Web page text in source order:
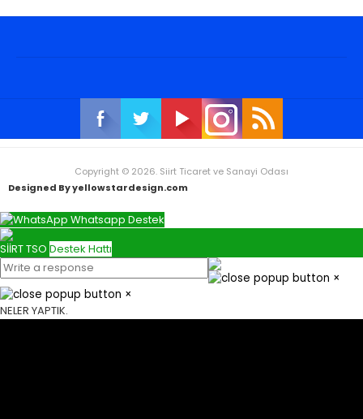
Copyright © 2026. Siirt Ticaret ve Sanayi Odası
Designed By yellowstardesign.com
Whatsapp Destek
SİİRT TSO Destek Hattı
×
×
NELER YAPTIK.